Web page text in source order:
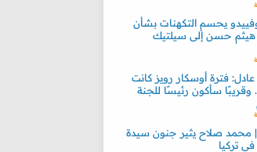
يحسم التكهنات بشأن
هيثم حسن إلى سيلتيك
فترة أوسكار رويز كانت
وقريبًا سأكون رئيسًا للجنة
| محمد صلاح يثير جنون سيدة
تركيا